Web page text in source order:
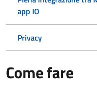
app IO
Privacy
Come fare